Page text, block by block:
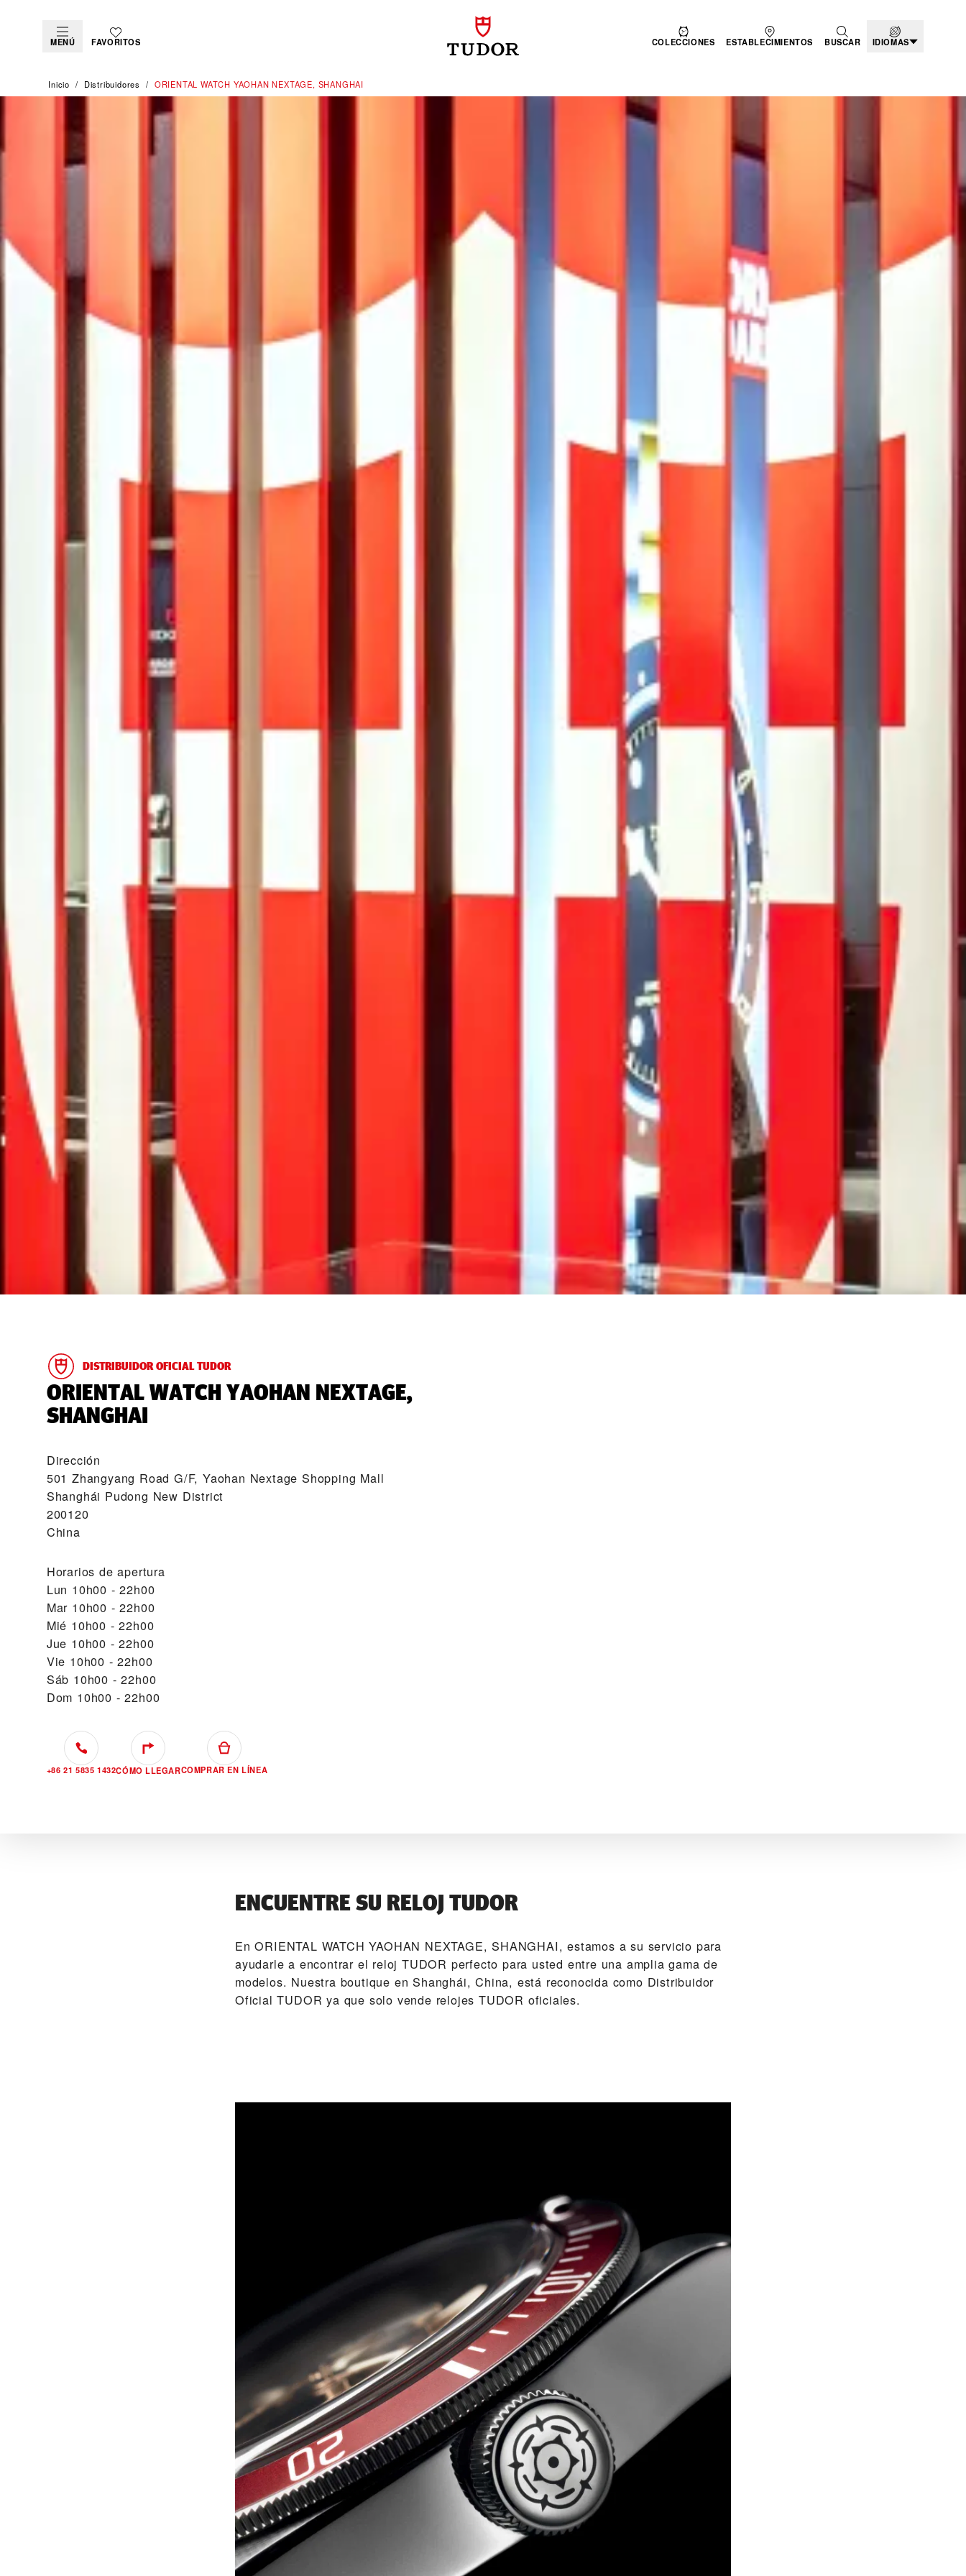
MENÚ FAVORITOS COLECCIONES ESTABLECIMIENTOS BUSCAR IDIOMAS
Inicio Distribuidores ‭ORIENTAL WATCH YAOHAN NEXTAGE, SHANGHAI‬
DISTRIBUIDOR OFICIAL TUDOR
‭ORIENTAL WATCH YAOHAN NEXTAGE,
SHANGHAI‬
Dirección
501 Zhangyang Road G/F, Yaohan Nextage Shopping Mall
Shanghái Pudong New District
200120
China
Horarios de apertura
Lun 10h00 - 22h00
Mar 10h00 - 22h00
Mié 10h00 - 22h00
Jue 10h00 - 22h00
Vie 10h00 - 22h00
Sáb 10h00 - 22h00
Dom 10h00 - 22h00
+86 21 5835 1432CÓMO LLEGARCOMPRAR EN LÍNEA
ENCUENTRE SU RELOJ TUDOR
En ‭ORIENTAL WATCH YAOHAN NEXTAGE, SHANGHAI‬, estamos a su servicio para
ayudarle a encontrar el reloj TUDOR perfecto para usted entre una amplia gama de
modelos. Nuestra boutique en Shanghái, China, está reconocida como Distribuidor
Oficial TUDOR ya que solo vende relojes TUDOR oficiales.